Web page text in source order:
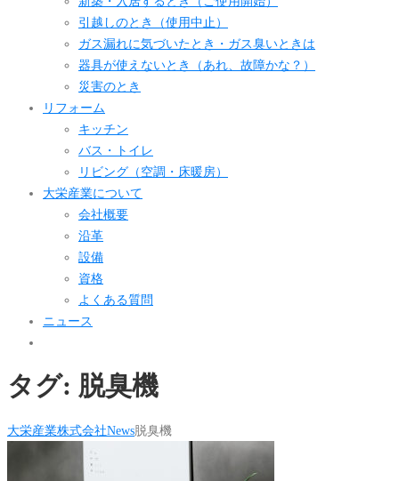
引越しのとき（使用中止）
ガス漏れに気づいたとき・ガス臭いときは
器具が使えないとき（あれ、故障かな？）
災害のとき
リフォーム
キッチン
バス・トイレ
リビング（空調・床暖房）
大栄産業について
会社概要
沿革
設備
資格
よくある質問
ニュース
タグ: 脱臭機
大栄産業株式会社News脱臭機